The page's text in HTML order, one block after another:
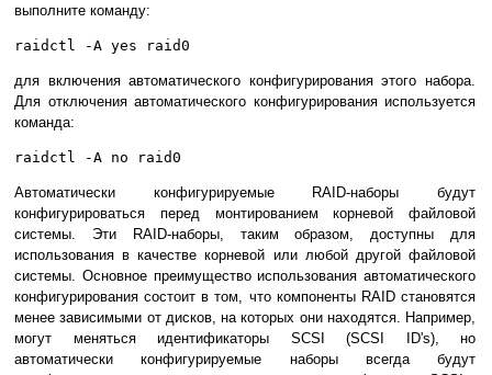
выполните команду:
raidctl -A yes raid0
для включения автоматического конфигурирования этого набора.
Для отключения автоматического конфигурирования используется
команда:
raidctl -A no raid0
Автоматически конфигурируемые RAID-наборы будут
конфигурироваться перед монтированием корневой файловой
системы. Эти RAID-наборы, таким образом, доступны для
использования в качестве корневой или любой другой файловой
системы. Основное преимущество использования автоматического
конфигурирования состоит в том, что компоненты RAID становятся
менее зависимыми от дисков, на которых они находятся. Например,
могут меняться идентификаторы SCSI (SCSI ID's), но
автоматически конфигурируемые наборы всегда будут